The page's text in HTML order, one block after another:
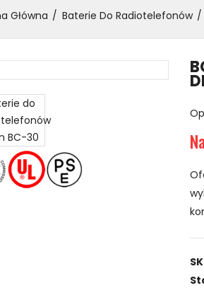
Główna Baterie Do Radiotelefonów